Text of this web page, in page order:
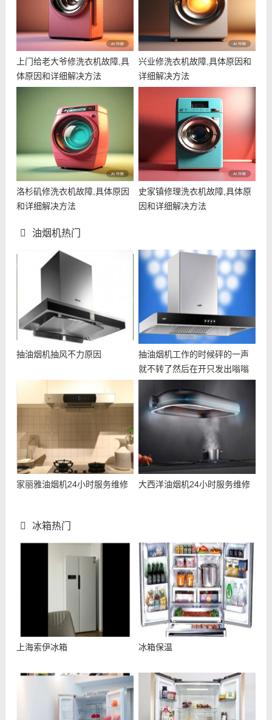
上门给老大爷修洗衣机故障,具
体原因和详细解决方法
兴业修洗衣机故障,具体原因和
详细解决方法
洛杉矶修洗衣机故障,具体原因
和详细解决方法
史家镇修理洗衣机故障,具体原
因和详细解决方法
油烟机热门
抽油烟机抽风不力原因
抽油烟机工作的时候砰的一声
就不转了然后在开只发出嗡嗡
家丽雅油烟机24小时服务维修 大西洋油烟机24小时服务维修
冰箱热门
上海索伊冰箱 冰箱保温